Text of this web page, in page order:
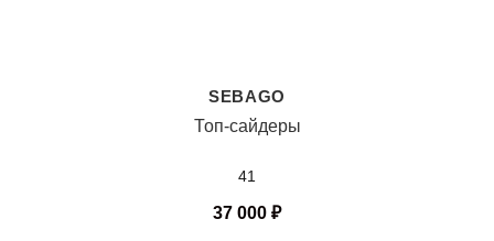
SEBAGO
Топ-сайдеры
41
37 000 ₽